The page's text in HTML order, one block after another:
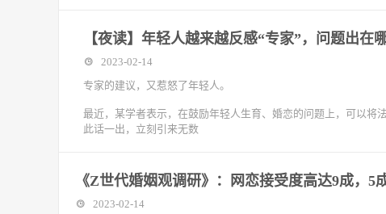
【夜读】年轻人越来越反感“专家”，问题出在哪
2023-02-14
专家的建议，又惹怒了年轻人。
最近，某学者表示，在鼓励年轻人生育、婚恋的问题上，可以将
此话一出，立刻引来无数
《Z世代婚姻观调研》：网恋接受度高达9成，5
2023-02-14